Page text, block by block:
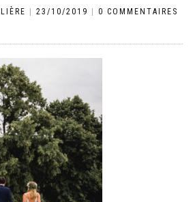
23/10/2019
0 COMMENTAIRES